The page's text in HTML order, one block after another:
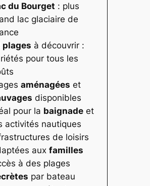
du Bourget : plus
lac glaciaire de
plages à découvrir :
pour tous les
aménagées et
disponibles
pour la baignade et
activités nautiques
de loisirs
auxfamilles
à des plages
par bateau